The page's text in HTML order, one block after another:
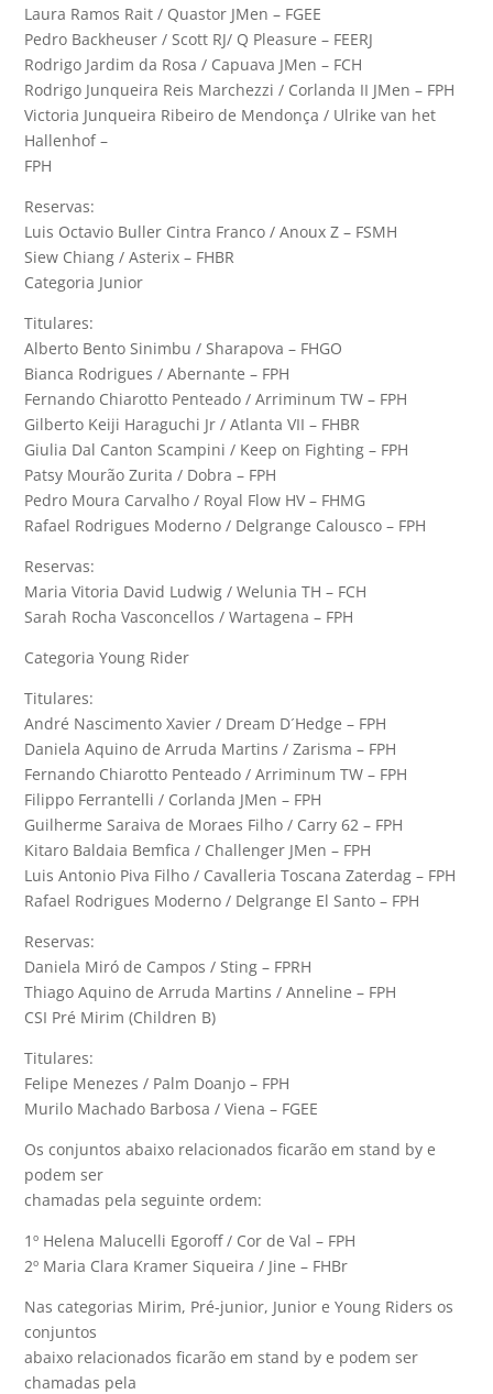
Laura Ramos Rait / Quastor JMen – FGEE
Pedro Backheuser / Scott RJ/ Q Pleasure – FEERJ
Rodrigo Jardim da Rosa / Capuava JMen – FCH
Rodrigo Junqueira Reis Marchezzi / Corlanda II JMen – FPH
Victoria Junqueira Ribeiro de Mendonça / Ulrike van het
Hallenhof –
FPH
Reservas:
Luis Octavio Buller Cintra Franco / Anoux Z – FSMH
Siew Chiang / Asterix – FHBR
Categoria Junior
Titulares:
Alberto Bento Sinimbu / Sharapova – FHGO
Bianca Rodrigues / Abernante – FPH
Fernando Chiarotto Penteado / Arriminum TW – FPH
Gilberto Keiji Haraguchi Jr / Atlanta VII – FHBR
Giulia Dal Canton Scampini / Keep on Fighting – FPH
Patsy Mourão Zurita / Dobra – FPH
Pedro Moura Carvalho / Royal Flow HV – FHMG
Rafael Rodrigues Moderno / Delgrange Calousco – FPH
Reservas:
Maria Vitoria David Ludwig / Welunia TH – FCH
Sarah Rocha Vasconcellos / Wartagena – FPH
Categoria Young Rider
Titulares:
André Nascimento Xavier / Dream D´Hedge – FPH
Daniela Aquino de Arruda Martins / Zarisma – FPH
Fernando Chiarotto Penteado / Arriminum TW – FPH
Filippo Ferrantelli / Corlanda JMen – FPH
Guilherme Saraiva de Moraes Filho / Carry 62 – FPH
Kitaro Baldaia Bemfica / Challenger JMen – FPH
Luis Antonio Piva Filho / Cavalleria Toscana Zaterdag – FPH
Rafael Rodrigues Moderno / Delgrange El Santo – FPH
Reservas:
Daniela Miró de Campos / Sting – FPRH
Thiago Aquino de Arruda Martins / Anneline – FPH
CSI Pré Mirim (Children B)
Titulares:
Felipe Menezes / Palm Doanjo – FPH
Murilo Machado Barbosa / Viena – FGEE
Os conjuntos abaixo relacionados ficarão em stand by e
podem ser
chamadas pela seguinte ordem:
1º Helena Malucelli Egoroff / Cor de Val – FPH
2º Maria Clara Kramer Siqueira / Jine – FHBr
Nas categorias Mirim, Pré-junior, Junior e Young Riders os
conjuntos
abaixo relacionados ficarão em stand by e podem ser
chamadas pela